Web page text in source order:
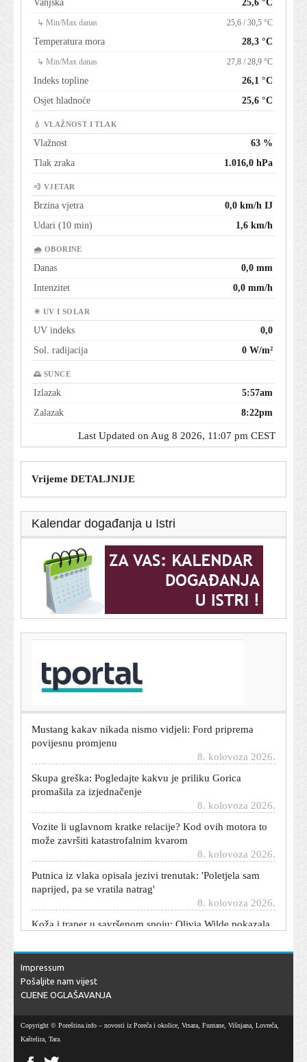
Vanjska 25,6 °C
↳ Min/Max danas 25,6 / 30,5 °C
Temperatura mora 28,3 °C
↳ Min/Max danas 27,8 / 28,9 °C
Indeks topline
26,1 °C
Osjet hladnoće
25,6 °C
💧 VLAŽNOST I TLAK
Vlažnost
63 %
Tlak zraka
1.016,0 hPa
💨 VJETAR
Brzina vjetra
0,0 km/h IJ
Udari (10 min)
1,6 km/h
🌧 OBORINE
Danas
0,0 mm
Intenzitet
0,0 mm/h
☀ UV I SOLAR
UV indeks
0,0
Sol. radijacija
0 W/m²
🌅 SUNCE
Izlazak
5:57am
Zalazak
8:22pm
Last Updated on Aug 8 2026, 11:07 pm CEST
Vrijeme DETALJNIJE
Kalendar događanja u Istri
Lokomotiva na pragu nove pobjede, pogledajte sve
golove i prilike
povijesnu promjenu
Skupa greška: Pogledajte kakvu je priliku Gorica
promašila za izjednačenje
Vozite li uglavnom kratke relacije? Kod ovih motora to
može završiti katastrofalnim kvarom
Putnica iz vlaka opisala jezivi trenutak: 'Poletjela sam
naprijed, pa se vratila natrag'
Koža i traper u savršenom spoju: Olivia Wilde pokazala
kako se nosi najpoželjniji jesenski trend
razvili koreografiju posvećenu Ratku Mladiću
tko je najbrži
Na ulazak u Hrvatsku čeka se i po šest sati: Pogledajte
Impressum
Pošaljite nam vijest
CIJENE OGLAŠAVANJA
Copyright © Poreština.info – novosti iz Poreča i okolice, Vrsara, Funtane, Višnjana, Lovreča,
Kaštelira, Tara.